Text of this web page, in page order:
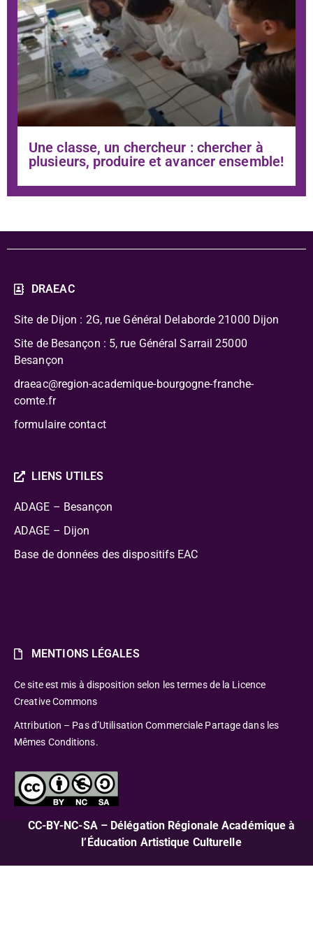
Une classe, un chercheur : chercher à
plusieurs, produire et avancer ensemble!
DRAEAC
Site de Dijon : 2G, rue Général Delaborde 21000 Dijon
Site de Besançon : 5, rue Général Sarrail 25000
Besançon
draeac@region-academique-bourgogne-franche-
comte.fr
formulaire contact
LIENS UTILES
ADAGE – Besançon
ADAGE – Dijon
Base de données des dispositifs EAC
MENTIONS LÉGALES
Ce site est mis à disposition selon les termes de la Licence
Creative Commons
Attribution – Pas d’Utilisation Commerciale Partage dans les
Mêmes Conditions.
CC-BY-NC-SA – Délégation Régionale Académique à
l’Éducation Artistique Culturelle